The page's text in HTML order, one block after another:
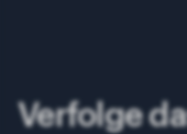
Verfolge